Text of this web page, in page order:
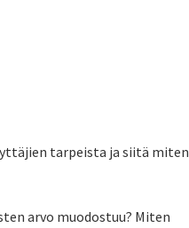
tarpeista ja siitä miten
arvo muodostuu? Miten